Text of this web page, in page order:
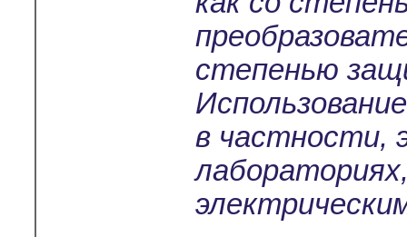
степенью
в частности,